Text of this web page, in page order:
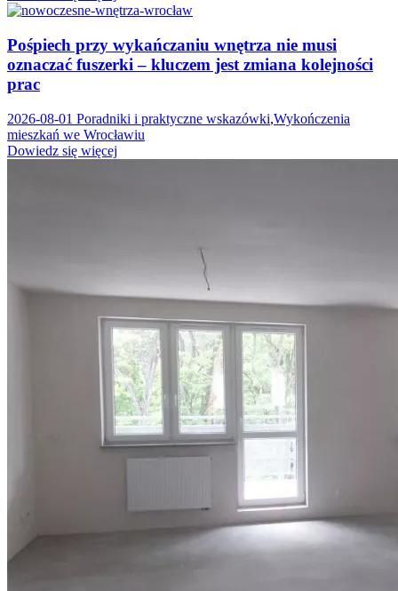
Pośpiech przy wykańczaniu wnętrza nie musi
oznaczać fuszerki – kluczem jest zmiana kolejności
prac
2026-08-01 Poradniki i praktyczne wskazówki,Wykończenia
mieszkań we Wrocławiu
Dowiedz się więcej